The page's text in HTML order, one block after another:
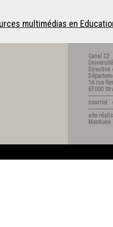
multimédias en
Canal C2
Direction
16 rue
67000
courriel :
site